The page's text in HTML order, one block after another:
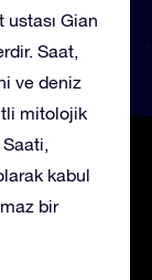
ustası Gian
Saat,
ve deniz
mitolojik
kabul
bir